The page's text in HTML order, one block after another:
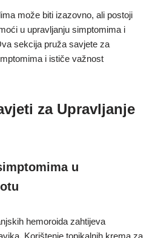
može biti izazovno, ali postoji
u upravljanju simptomima i
sekcija pruža savjete za
i ističe važnost
za Upravljanje
u
hemoroida zahtijeva